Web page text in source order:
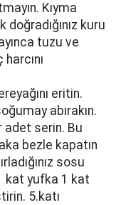
Kıyma
kuru
tuzu ve
eritin.
abırakın.
adet serin. Bu
bezle kapatın
sosu
kat yufka 1 kat
5.katı